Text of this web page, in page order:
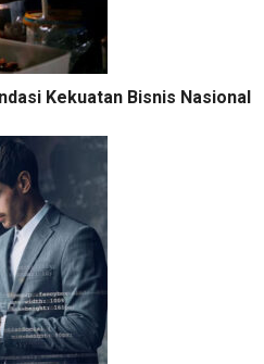
Kekuatan Bisnis Nasional